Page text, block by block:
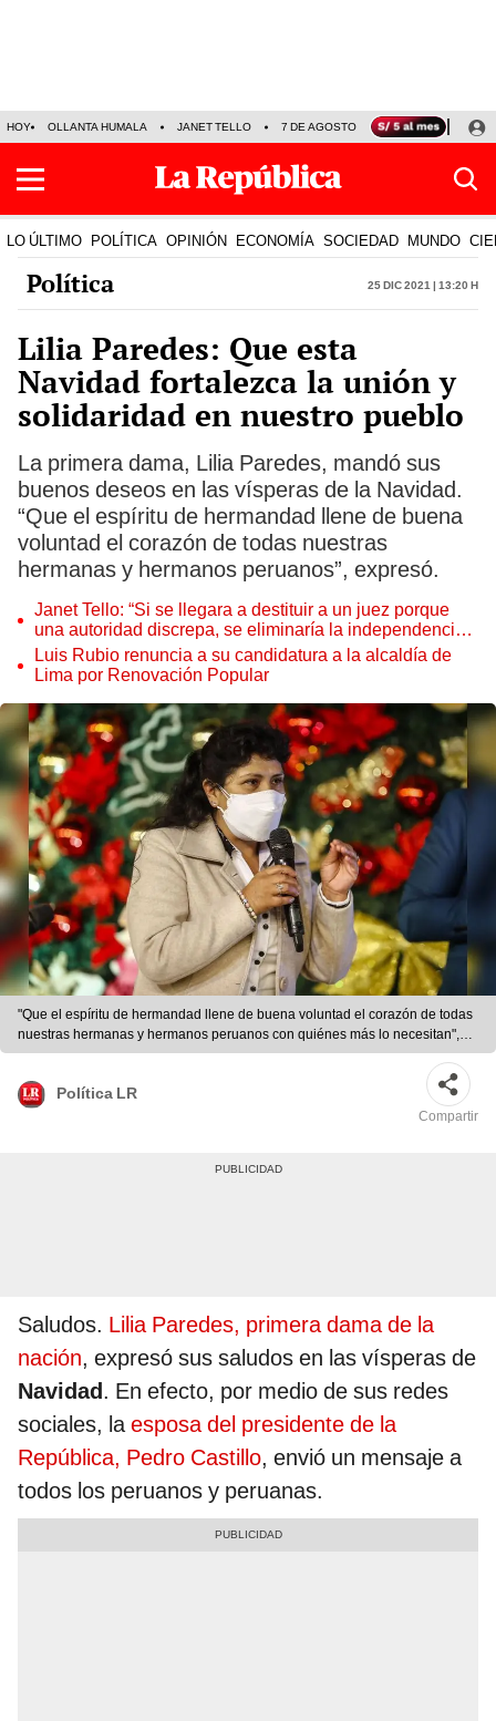
HOY OLLANTA HUMALA JANET TELLO 7 DE AGOSTO TINKA RESULTADOS
LO ÚLTIMO POLÍTICA OPINIÓN ECONOMÍA SOCIEDAD MUNDO
Política 25 Dic 2021 | 13:20 h
Lilia Paredes: Que esta
Navidad fortalezca la unión y
solidaridad en nuestro pueblo
La primera dama, Lilia Paredes, mandó sus
buenos deseos en las vísperas de la Navidad.
“Que el espíritu de hermandad llene de buena
voluntad el corazón de todas nuestras
hermanas y hermanos peruanos”, expresó.
Janet Tello: “Si se llegara a destituir a un juez porque
una autoridad discrepa, se eliminaría la independencia
judicial”
Luis Rubio renuncia a su candidatura a la alcaldía de
Lima por Renovación Popular
"Que el espíritu de hermandad llene de buena voluntad el corazón de todas
nuestras hermanas y hermanos peruanos con quiénes más lo necesitan",
dijo Lilia Paredes en su saludo por Navidad. Foto: Twitter/LiliaParedes
Política LR
Compartir
Saludos. Lilia Paredes, primera dama de la
nación, expresó sus saludos en las vísperas de
Navidad. En efecto, por medio de sus redes
sociales, laesposa del presidente de la
República, Pedro Castillo, envió un mensaje a
todos los peruanos y peruanas.